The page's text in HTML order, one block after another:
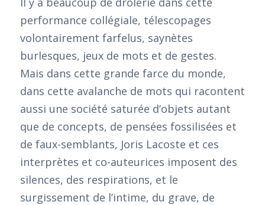
performance collégiale, télescopages
volontairement farfelus, saynètes
burlesques, jeux de mots et de gestes.
Mais dans cette grande farce du monde,
dans cette avalanche de mots qui racontent
aussi une société saturée d’objets autant
que de concepts, de pensées fossilisées et
de faux-semblants, Joris Lacoste et ces
interprètes et co-auteurices imposent des
silences, des respirations, et le
surgissement de l’intime, du grave, de